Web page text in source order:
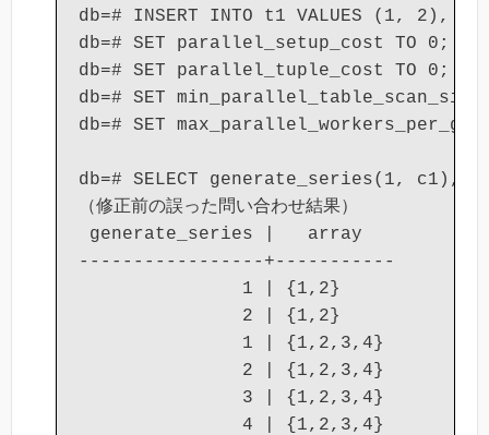
db=# INSERT INTO t1 VALUES (1, 2),
db=# SET parallel_setup_cost TO 0;
db=# SET parallel_tuple_cost TO 0;
db=# SET
db=# SET
db=# SELECT generate_series(1, c1),
（修正前の誤った問い合わせ結果）
generate_series |   array
-----------------+-----------
               1 | {1,2}
               2 | {1,2}
               1 | {1,2,3,4}
               2 | {1,2,3,4}
               3 | {1,2,3,4}
               4 | {1,2,3,4}